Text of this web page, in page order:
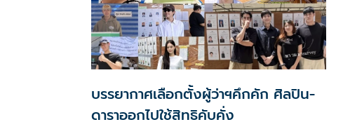
บรรยากาศเลือกตั้งผู้ว่าฯคึกคัก ศิลปิน-
ดาราออกไปใช้สิทธิคับคั่ง